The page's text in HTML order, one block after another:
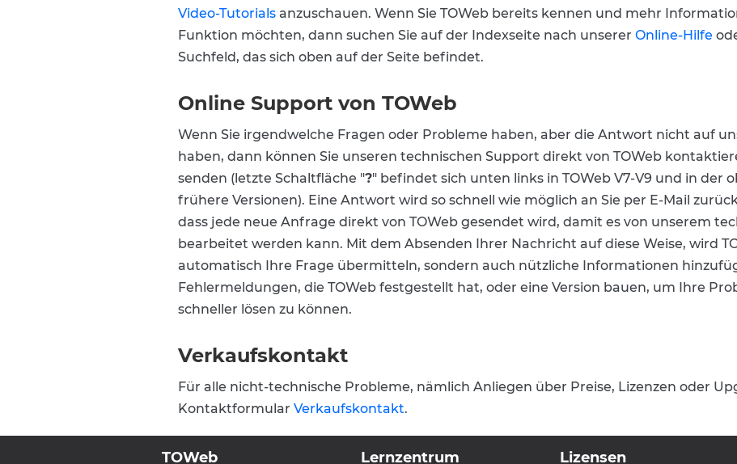
Video-Tutorials anzuschauen. Wenn Sie TOWeb bereits kennen und mehr
Funktion möchten, dann suchen Sie auf der Indexseite nach unserer Online-Hilfe
Suchfeld, das sich oben auf der Seite befindet.
Online Support von TOWeb
Wenn Sie irgendwelche Fragen oder Probleme haben, aber die Antwort nicht auf
haben, dann können Sie unseren technischen Support direkt von TOWeb
senden (letzte Schaltfläche "?" befindet sich unten links in TOWeb V7-V9 und in der
frühere Versionen). Eine Antwort wird so schnell wie möglich an Sie per E-Mail
dass jede neue Anfrage direkt von TOWeb gesendet wird, damit es von unserem
bearbeitet werden kann. Mit dem Absenden Ihrer Nachricht auf diese Weise, wird
automatisch Ihre Frage übermitteln, sondern auch nützliche Informationen
Fehlermeldungen, die TOWeb festgestellt hat, oder eine Version bauen, um Ihre
schneller lösen zu können.
Verkaufskontakt
Für alle nicht-technische Probleme, nämlich Anliegen über Preise, Lizenzen oder
Kontaktformular Verkaufskontakt.
TOWeb Lernzentrum Lizensen